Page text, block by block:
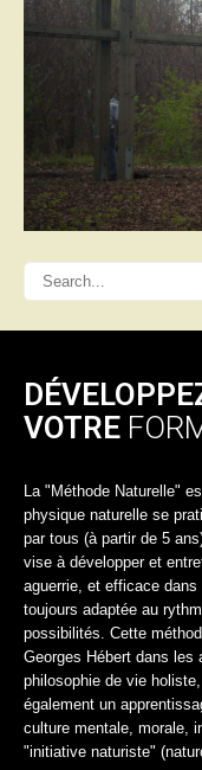
VOTRE
La "Méthode Naturelle"
physique naturelle se
par tous (à partir de 5
vise à développer et
aguerrie, et efficace
toujours adaptée au
possibilités. Cette
Georges Hébert dans
philosophie de vie
également un
culture mentale, morale,
"initiative naturiste"